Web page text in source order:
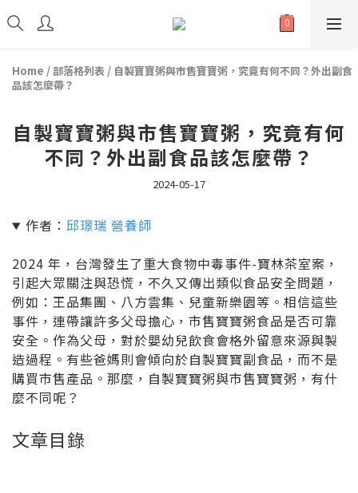
Home / 部落格列表 / 自製寶寶粥與市售寶寶粥，究竟有何不同？外出副食
品該怎麼帶？
自製寶寶粥與市售寶寶粥，究竟有何
不同？外出副食品該怎麼帶？
2024-05-17
作者： 邱璟瑞 營養師
2024 年，台灣發生了重大食物中毒事件-寶林茶室案，
引起大眾關注與恐慌，不久又傳出類似食品安全問題，
例如：王品集團、八方雲集、兒童新樂園等。相信這些
事件，連帶讓許多父母擔心，市售寶寶粥食品是否可靠
安全。作為父母，對於嬰幼兒飲食會格外留意來源與製
造過程。有些爸媽則會傾向於自製寶寶副食品，而不是
購買市售產品。那麼，自製寶寶粥與市售寶寶粥，有什
麼不同呢？
文章目錄